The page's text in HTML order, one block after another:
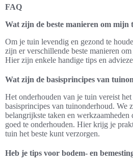
FAQ
Wat zijn de beste manieren om mijn
Om je tuin levendig en gezond te
zijn er verschillende beste manieren
Hier zijn enkele handige tips en
Wat zijn de basisprincipes van
Het onderhouden van je tuin vereist
basisprincipes van tuinonderhoud. We
belangrijkste taken en
goed te onderhouden. Hier krijg je
tuin het beste kunt verzorgen.
Heb je tips voor bodem- en